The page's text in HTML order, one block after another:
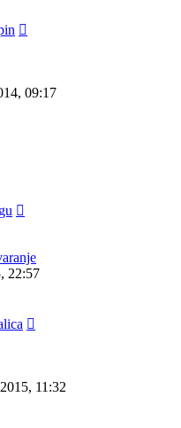
09:17
22:57
11:32